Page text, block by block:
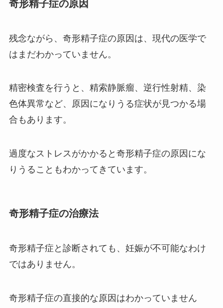
奇形精子症の原因
残念ながら、奇形精子症の原因は、現代の医学で
はまだわかっていません。
精密検査を行うと、精索静脈瘤、逆行性射精、染
色体異常など、原因になりうる症状が見つかる場
合もあります。
過度なストレスがかかると奇形精子症の原因にな
りうることもわかってきています。
奇形精子症の治療法
奇形精子症と診断されても、妊娠が不可能なわけ
ではありません。
奇形精子症の直接的な原因はわかっていません